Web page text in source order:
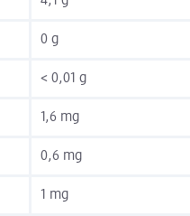
0 g
< 0,01 g
1,6 mg
0,6 mg
1 mg